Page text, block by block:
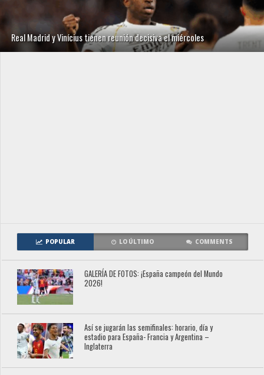
Real Madrid y Vinícius tienen reunión decisiva el miércoles
POPULAR LO ÚLTIMO COMMENTS
GALERÍA DE FOTOS: ¡España campeón del Mundo
2026!
Así se jugarán las semifinales: horario, día y
estadio para España- Francia y Argentina –
Inglaterra